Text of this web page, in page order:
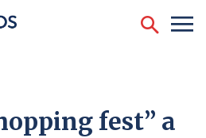
fest” a